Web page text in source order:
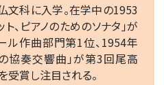
科に入学。在学中の1953
ト、ピアノのためのソナタ」が
ル作曲部門第1位、1954年
協奏交響曲」が第3回尾高
受賞し注目される。